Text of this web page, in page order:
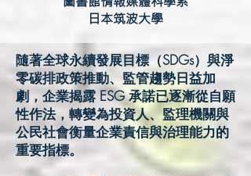
日本筑波大學
隨著全球永續發展目標（SDGs）與淨
零碳排政策推動、監管趨勢日益加
劇，企業揭露 ESG 承諾已逐漸從自願
性作法，轉變為投資人、監理機關與
公民社會衡量企業責信與治理能力的
重要指標。